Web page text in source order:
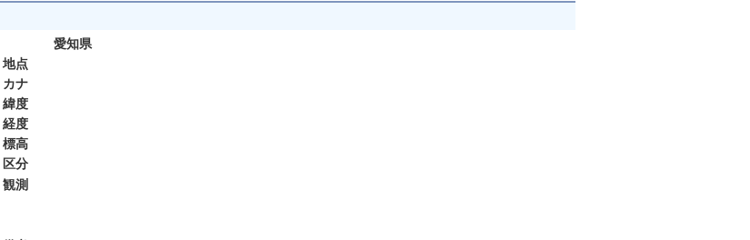
愛知県
地点
カナ
緯度
経度
標高
区分
観測